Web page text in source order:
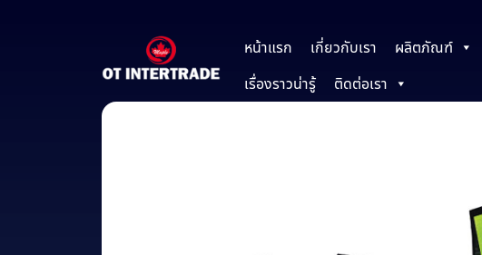
หน้าแรก เกี่ยวกับเรา ผลิตภัณฑ์
เรื่องราวน่ารู้
ติดต่อเรา